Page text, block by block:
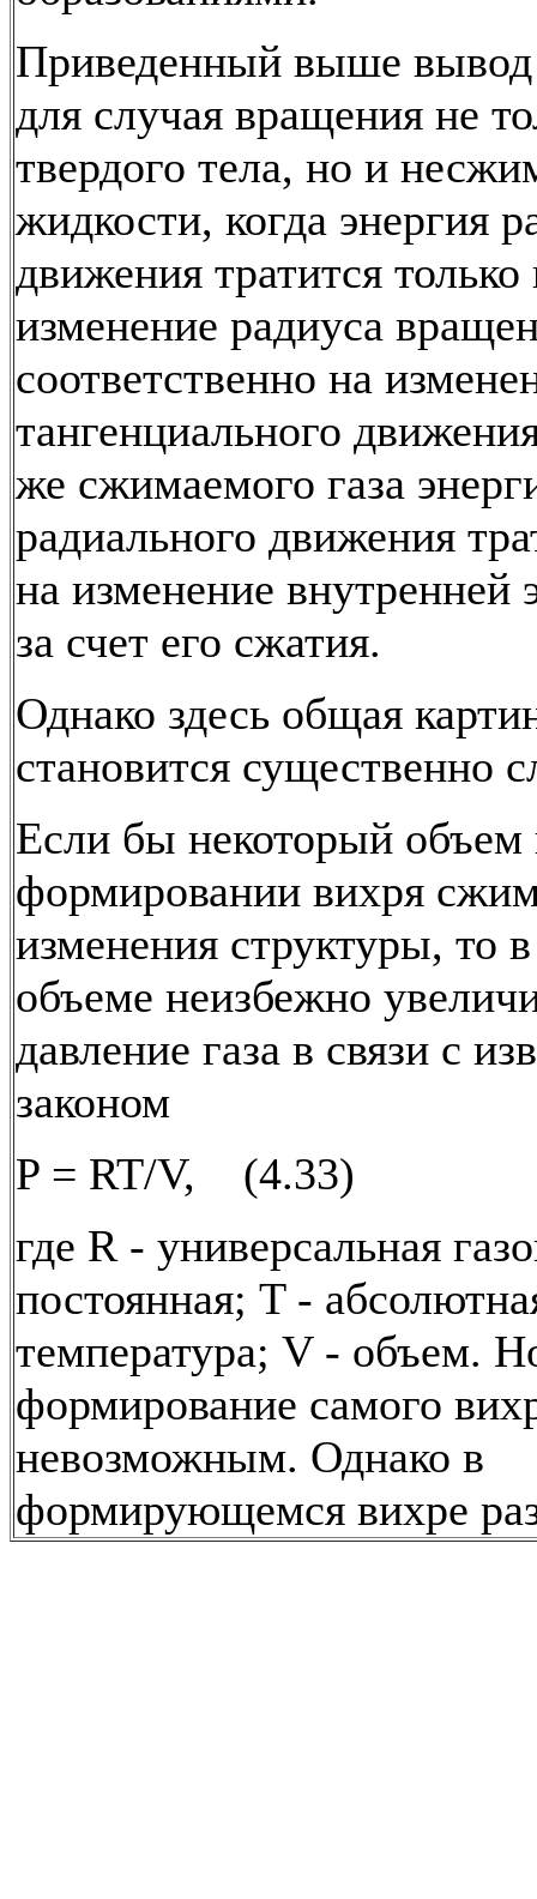
Приведенный выше вывод
для случая вращения не
твердого тела, но и
жидкости, когда энергия
движения тратится только
изменение радиуса
соответственно на
тангенциального
же сжимаемого газа
радиального движения
на изменение внутренней
за счет его сжатия.
Однако здесь общая
становится существенно
Если бы некоторый объем
формировании вихря
изменения структуры, то
объеме неизбежно
давление газа в связи с
законом
P = RT/V, (4.33)
где R - универсальная
постоянная; T -
температура; V - объем.
формирование самого
невозможным. Однако в
формирующемся вихре